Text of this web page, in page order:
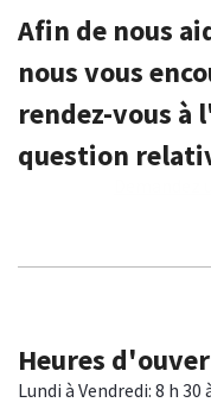
Afin de nous
nous vous
rendez-vous à
question
Heures
Lundi à Vendredi: 8 h 30